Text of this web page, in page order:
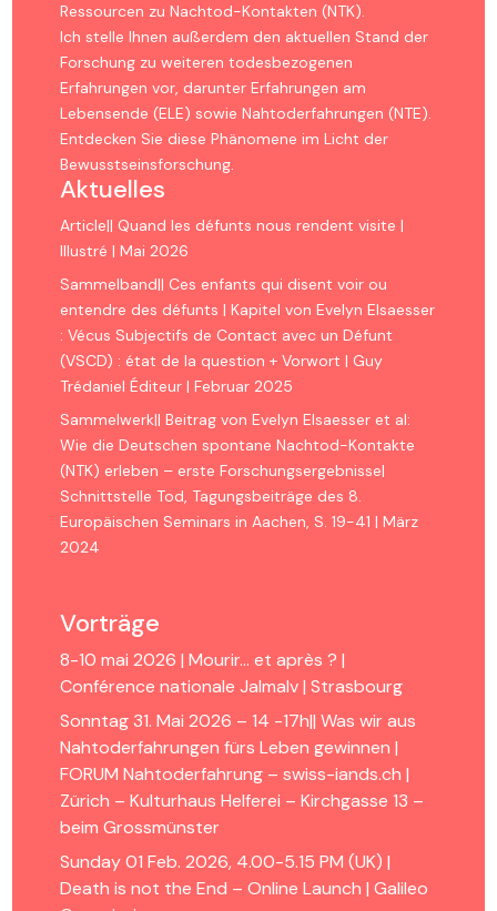
Ressourcen zu Nachtod-Kontakten (NTK).
Ich stelle Ihnen außerdem den aktuellen Stand der
Forschung zu weiteren todesbezogenen
Erfahrungen vor, darunter Erfahrungen am
Lebensende (ELE) sowie Nahtoderfahrungen (NTE).
Entdecken Sie diese Phänomene im Licht der
Bewusstseinsforschung.
Aktuelles
Article|| Quand les défunts nous rendent visite |
Illustré | Mai 2026
Sammelband|| Ces enfants qui disent voir ou
entendre des défunts | Kapitel von Evelyn Elsaesser
: Vécus Subjectifs de Contact avec un Défunt
(VSCD) : état de la question + Vorwort | Guy
Trédaniel Éditeur | Februar 2025
Sammelwerk|| Beitrag von Evelyn Elsaesser et al:
Wie die Deutschen spontane Nachtod-Kontakte
(NTK) erleben – erste Forschungsergebnisse|
Schnittstelle Tod, Tagungsbeiträge des 8.
Europäischen Seminars in Aachen, S. 19-41 | März
2024
Vorträge
8-10 mai 2026 | Mourir… et après ? |
Conférence nationale Jalmalv | Strasbourg
Sonntag 31. Mai 2026 – 14 -17h|| Was wir aus
Nahtoderfahrungen fürs Leben gewinnen |
FORUM Nahtoderfahrung – swiss-iands.ch |
Zürich – Kulturhaus Helferei – Kirchgasse 13 –
beim Grossmünster
Sunday 01 Feb. 2026, 4.00-5.15 PM (UK) |
Death is not the End – Online Launch | Galileo